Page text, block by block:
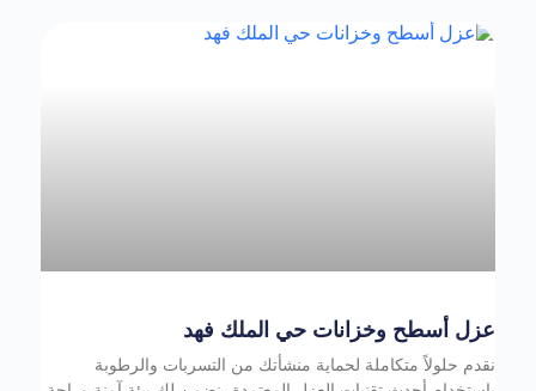
عزل أسطح وخزانات حي الملك فهد
نقدم حلولاً متكاملة لحماية منشأتك من التسربات والرطوبة